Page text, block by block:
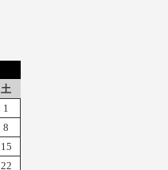
土
1
8
15
22